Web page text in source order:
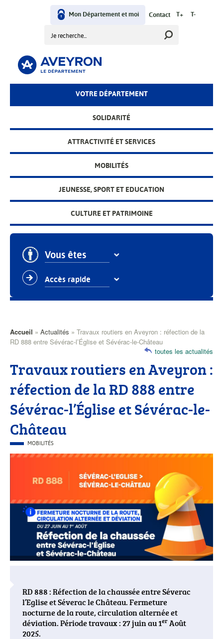
User
menu
Mon Département et moi Contact T+ T-
MainVOTRE DÉPARTEMENT
SOLIDARITÉ
ATTRACTIVITÉ ET SERVICES
MOBILITÉS
JEUNESSE, SPORT ET EDUCATION
CULTURE ET PATRIMOINE
Vous êtes
Accès rapide
Fil
Accueil Actualités
Travaux routiers en Aveyron : réfection de la
RD 888 entre Sévérac-l’Église et Sévérac-le-Château
Travaux routiers en Aveyron :
réfection de la RD 888 entre
Sévérac-l’Église et Sévérac-le-
Château
toutes les actualités
CATÉGORIE
PRINCIPALE
MOBILITÉS
Visuel
RD 888 : Réfection de la chaussée entre Séverac
l’Eglise et Séverac le Château. Fermeture
nocturne de la route, circulation alternée et
déviation. Période travaux : 27 juin au 1er Août
2025.